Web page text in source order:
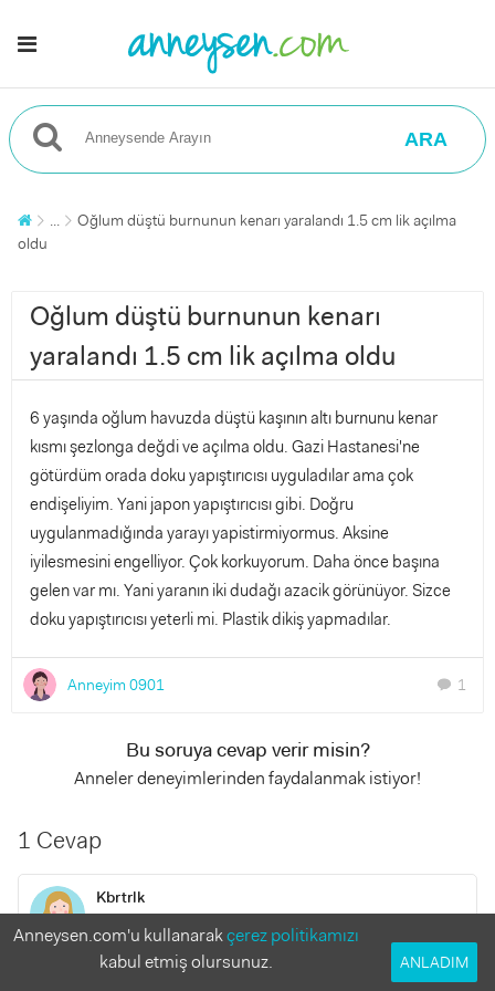
ARA
...
Oğlum düştü burnunun kenarı yaralandı 1.5 cm lik açılma
oldu
Oğlum düştü burnunun kenarı
yaralandı 1.5 cm lik açılma oldu
6 yaşında oğlum havuzda düştü kaşının altı burnunu kenar
kısmı şezlonga değdi ve açılma oldu. Gazi Hastanesi'ne
götürdüm orada doku yapıştırıcısı uyguladılar ama çok
endişeliyim. Yani japon yapıştırıcısı gibi. Doğru
uygulanmadığında yarayı yapistirmiyormus. Aksine
iyilesmesini engelliyor. Çok korkuyorum. Daha önce başına
gelen var mı. Yani yaranın iki dudağı azacik görünüyor. Sizce
doku yapıştırıcısı yeterli mi. Plastik dikiş yapmadılar.
Anneyim 0901 chat 1
Bu soruya cevap verir misin?
Anneler deneyimlerinden faydalanmak istiyor!
1 Cevap
Kbrtrlk
4 yıl önce
Başka hast götür emin ol bı daha göster Allah korusun
Anneysen.com'u kullanarakçerez politikamızı
kabul etmiş olursunuz.
ANLADIM